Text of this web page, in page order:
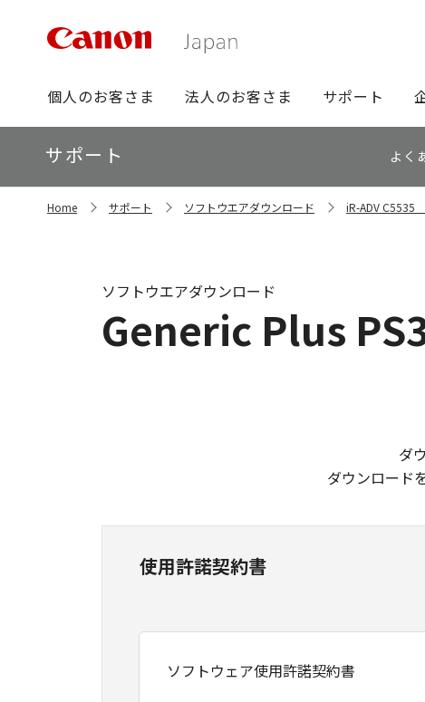
グ
ロ
ー
バ
ビ
個人のお客さま 法人のお客さま サポート
ロ
ー
カ
ル
サポート よく
Home サポート ソフトウエアダウンロード iR-ADV C5535
Generic Plus
ソフトウエアダウンロード
ダ
ダウンロード
使用許諾契約書
ソフトウェア使用許諾契約書